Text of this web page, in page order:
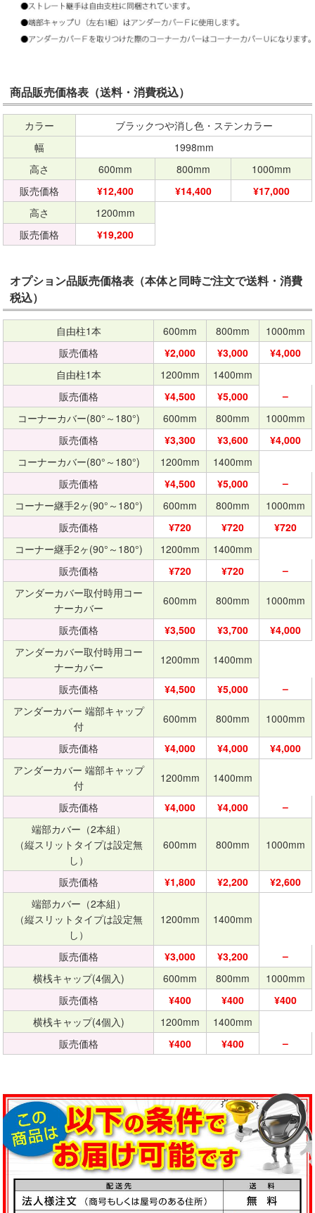
商品販売価格表（送料・消費税込）
カラー
ブラックつや消し色・ステンカラー
幅
1998mm
高さ
600mm 800mm
1000mm
販売価格
¥12,400 ¥14,400
¥17,000
高さ
1200mm
販売価格
¥19,200
オプション品販売価格表（本体と同時ご注文で送料・消費
税込）
自由柱1本 600mm 800mm
1000mm
販売価格
¥2,000 ¥3,000
¥4,000
自由柱1本
1200mm
1400mm
販売価格
¥4,500 ¥5,000
–
コーナーカバー(80°～180°)
600mm 800mm
1000mm
販売価格
¥3,300 ¥3,600
¥4,000
コーナーカバー(80°～180°)
1200mm
1400mm
販売価格
¥4,500 ¥5,000
–
コーナー継手2ヶ(90°～180°)
600mm 800mm
1000mm
販売価格
¥720 ¥720
¥720
コーナー継手2ヶ(90°～180°)
1200mm
1400mm
販売価格
¥720 ¥720
–
アンダーカバー取付時用コー
ナーカバー
600mm 800mm 1000mm
販売価格 ¥3,500 ¥3,700
¥4,000
アンダーカバー取付時用コー
ナーカバー
1200mm 1400mm
販売価格 ¥4,500 ¥5,000
–
アンダーカバー 端部キャップ
付
600mm 800mm 1000mm
販売価格 ¥4,000 ¥4,000
¥4,000
アンダーカバー 端部キャップ
付
1200mm 1400mm
販売価格 ¥4,000 ¥4,000
–
端部カバー（2本組）
（縦スリットタイプは設定無
し）
600mm 800mm 1000mm
販売価格 ¥1,800 ¥2,200
¥2,600
端部カバー（2本組）
（縦スリットタイプは設定無
し）
1200mm 1400mm
販売価格 ¥3,000 ¥3,200
–
横桟キャップ(4個入)
600mm 800mm
1000mm
販売価格
¥400 ¥400
¥400
横桟キャップ(4個入)
1200mm
1400mm
販売価格
¥400 ¥400 –